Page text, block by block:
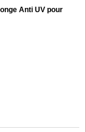
Anti UV pour